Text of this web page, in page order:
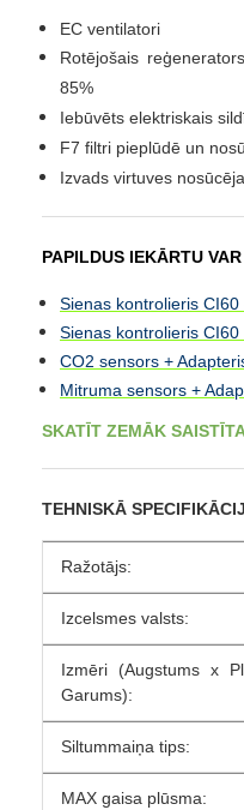
EC ventilatori
Rotējošais
85%
Iebūvēts elektriskais
F7 filtri pieplūdē un
Izvads virtuves
PAPILDUS IEKĀRTU
Sienas kontrolieris CI60
Sienas kontrolieris CI60
CO2 sensors +
Mitruma sensors +
SKATĪT ZEMĀK
TEHNISKĀ
Ražotājs:
Izcelsmes valsts:
Izmēri (Augstums x
Garums):
Siltummaiņa tips:
MAX gaisa plūsma: